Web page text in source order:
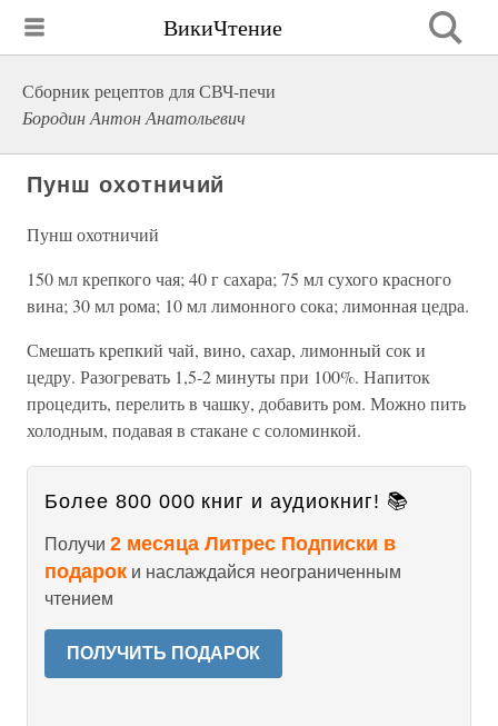
ВикиЧтение
Сборник рецептов для СВЧ-печи
Бородин Антон Анатольевич
Пунш охотничий
Пунш охотничий
150 мл крепкого чая; 40 г сахара; 75 мл сухого красного
вина; 30 мл рома; 10 мл лимонного сока; лимонная цедра.
Смешать крепкий чай, вино, сахар, лимонный сок и
цедру. Разогревать 1,5-2 минуты при 100%. Напиток
процедить, перелить в чашку, добавить ром. Можно пить
холодным, подавая в стакане с соломинкой.
Более 800 000 книг и аудиокниг! 📚
Получи 2 месяца Литрес Подписки в
подарок и наслаждайся неограниченным
чтением
ПОЛУЧИТЬ ПОДАРОК